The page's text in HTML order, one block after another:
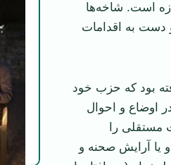
است. شاخه‌ها
دست ‏به اقدامات
بود كه حزب خود
اوضاع و احوال
مستقلی را
يا آرايش صحنه و